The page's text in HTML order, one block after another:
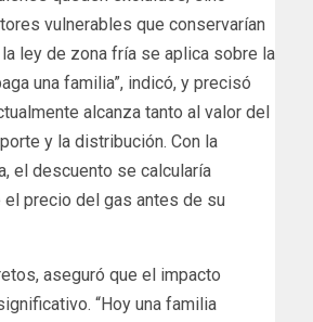
vulnerables que conservarían
ley de zona fría se aplica sobre la
una familia”, indicó, y precisó
alcanza tanto al valor del
y la distribución. Con la
el descuento se calcularía
precio del gas antes de su
aseguró que el impacto
“Hoy una familia